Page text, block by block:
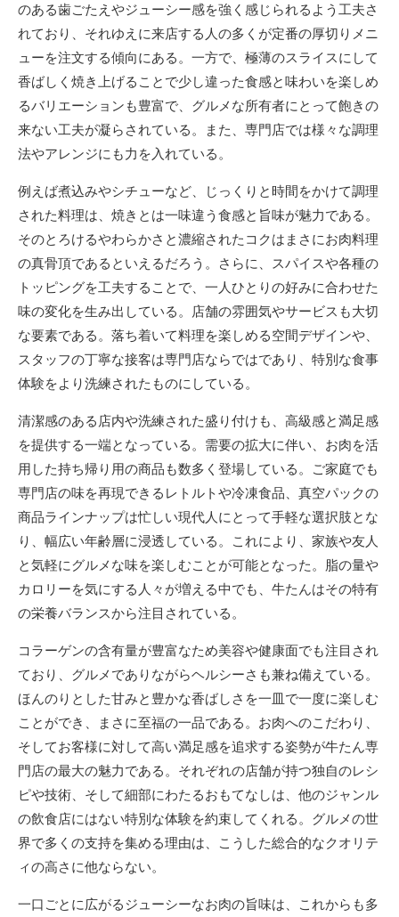
のある歯ごたえやジューシー感を強く感じられるよう工夫さ
れており、それゆえに来店する人の多くが定番の厚切りメニ
ューを注文する傾向にある。一方で、極薄のスライスにして
香ばしく焼き上げることで少し違った食感と味わいを楽しめ
るバリエーションも豊富で、グルメな所有者にとって飽きの
来ない工夫が凝らされている。また、専門店では様々な調理
法やアレンジにも力を入れている。
例えば煮込みやシチューなど、じっくりと時間をかけて調理
された料理は、焼きとは一味違う食感と旨味が魅力である。
そのとろけるやわらかさと濃縮されたコクはまさにお肉料理
の真骨頂であるといえるだろう。さらに、スパイスや各種の
トッピングを工夫することで、一人ひとりの好みに合わせた
味の変化を生み出している。店舗の雰囲気やサービスも大切
な要素である。落ち着いて料理を楽しめる空間デザインや、
スタッフの丁寧な接客は専門店ならではであり、特別な食事
体験をより洗練されたものにしている。
清潔感のある店内や洗練された盛り付けも、高級感と満足感
を提供する一端となっている。需要の拡大に伴い、お肉を活
用した持ち帰り用の商品も数多く登場している。ご家庭でも
専門店の味を再現できるレトルトや冷凍食品、真空パックの
商品ラインナップは忙しい現代人にとって手軽な選択肢とな
り、幅広い年齢層に浸透している。これにより、家族や友人
と気軽にグルメな味を楽しむことが可能となった。脂の量や
カロリーを気にする人々が増える中でも、牛たんはその特有
の栄養バランスから注目されている。
コラーゲンの含有量が豊富なため美容や健康面でも注目され
ており、グルメでありながらヘルシーさも兼ね備えている。
ほんのりとした甘みと豊かな香ばしさを一皿で一度に楽しむ
ことができ、まさに至福の一品である。お肉へのこだわり、
そしてお客様に対して高い満足感を追求する姿勢が牛たん専
門店の最大の魅力である。それぞれの店舗が持つ独自のレシ
ピや技術、そして細部にわたるおもてなしは、他のジャンル
の飲食店にはない特別な体験を約束してくれる。グルメの世
界で多くの支持を集める理由は、こうした総合的なクオリテ
ィの高さに他ならない。
一口ごとに広がるジューシーなお肉の旨味は、これからも多